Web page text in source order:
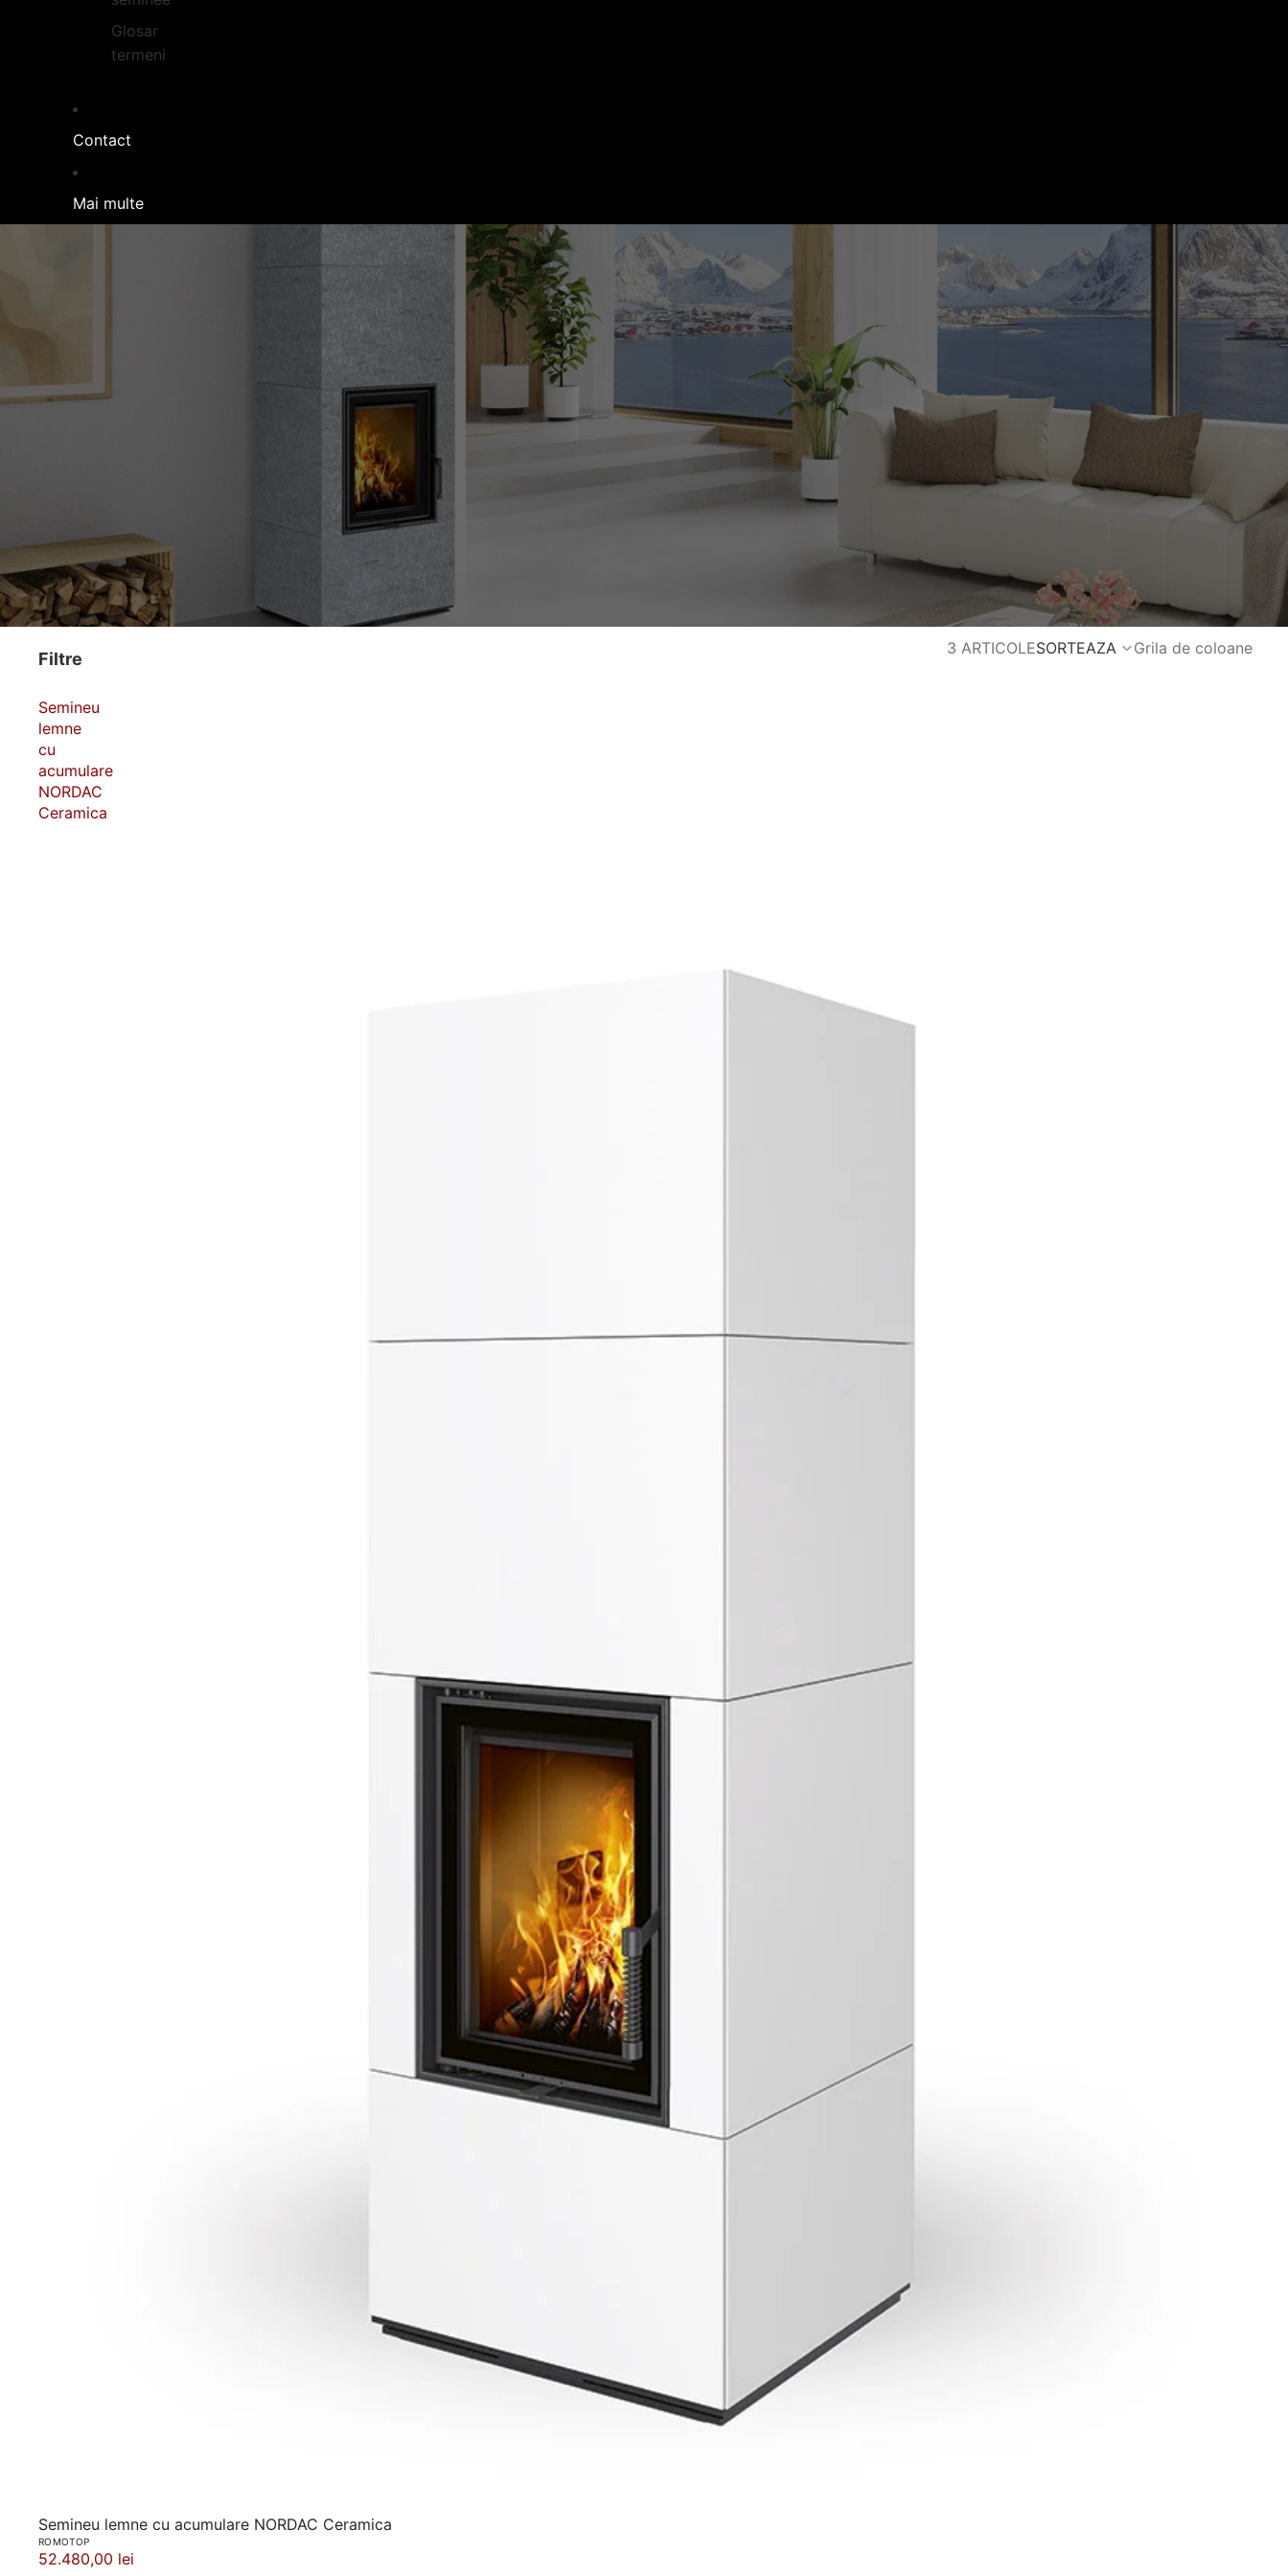
Glosar
termeni
Contact
Mai multe
SEMINEE CU ACUMULARE – CALDURA CONSTANTA PANA LA 12
ORE
Tehnologie de stocare a energiei cu magnetita si inele de acumulare
pentru un confort termic sustinut si consum redus de lemne.
Masa Acumulare 230 kg
Eficienta Energetica A+
Filtre
3 ARTICOLESORTEAZA Grila de coloane
Semineu
lemne
cu
acumulare
NORDAC
Ceramica
Semineu lemne cu acumulare NORDAC Ceramica
ROMOTOP
52.480,00 lei